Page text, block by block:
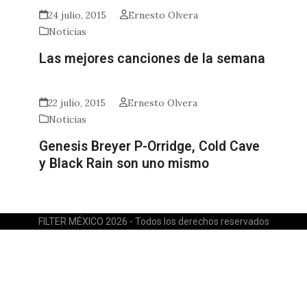
24 julio, 2015
Ernesto Olvera
Noticias
Las mejores canciones de la semana
22 julio, 2015
Ernesto Olvera
Noticias
Genesis Breyer P-Orridge, Cold Cave
y Black Rain son uno mismo
FILTER MÉXICO 2026 - Todos los derechos reservados